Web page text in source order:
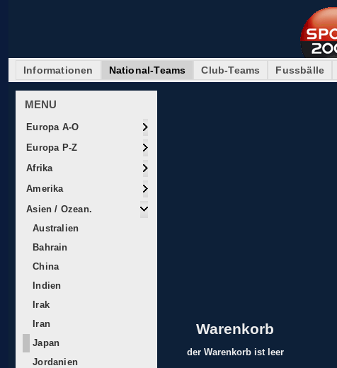
Informationen National-Teams Club-Teams Fussbälle
MENU
Europa A-O
Europa P-Z
Afrika
Amerika
Asien / Ozean.
Australien
Bahrain
China
Indien
Irak
Iran
Japan
Jordanien
Warenkorb
der Warenkorb ist leer